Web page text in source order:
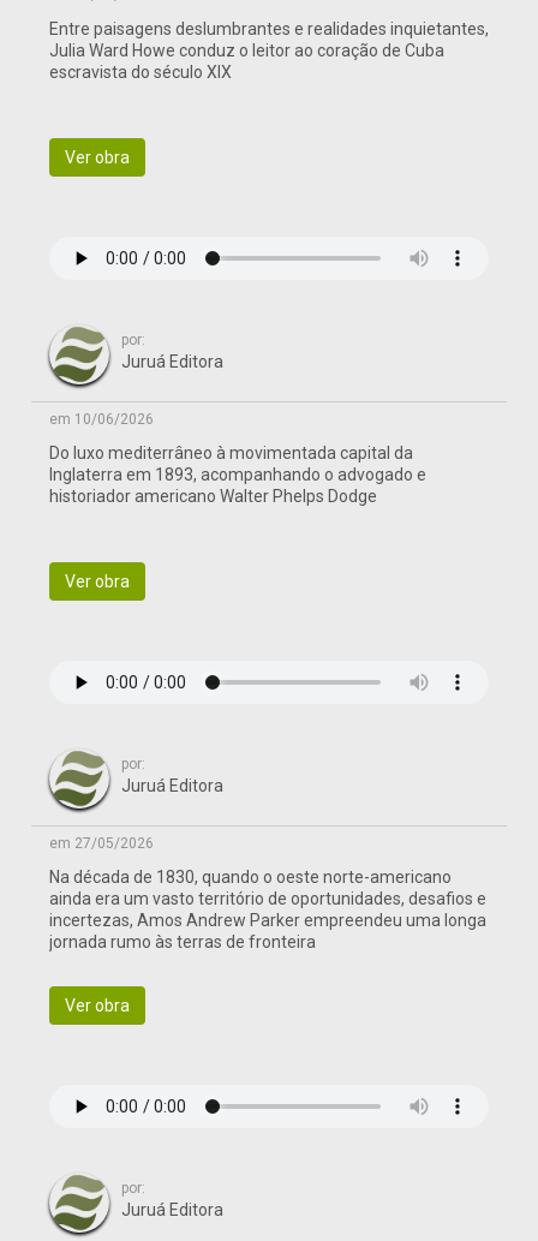
Entre paisagens deslumbrantes e realidades inquietantes,
Julia Ward Howe conduz o leitor ao coração de Cuba
escravista do século XIX
Ver obra
por:
Juruá Editora
em 10/06/2026
Do luxo mediterrâneo à movimentada capital da
Inglaterra em 1893, acompanhando o advogado e
historiador americano Walter Phelps Dodge
Ver obra
por:
Juruá Editora
em 27/05/2026
Na década de 1830, quando o oeste norte-americano
ainda era um vasto território de oportunidades, desafios e
incertezas, Amos Andrew Parker empreendeu uma longa
jornada rumo às terras de fronteira
Ver obra
por:
Juruá Editora